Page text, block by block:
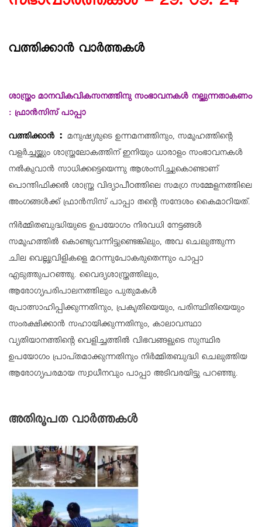
വത്തിക്കാൻ വാർത്തകൾ
ശാസ്ത്രം മാനവികവികസനത്തിനു സംഭാവനകള്‍ നല്കുന്നതാകണം
: ഫ്രാന്‍സിസ് പാപ്പാ
വത്തിക്കാൻ : മനുഷ്യരുടെ ഉന്നമനത്തിനും, സമൂഹത്തിന്റെ
വളര്‍ച്ചയ്ക്കും ശാസ്ത്രലോകത്തിന് ഇനിയും ധാരാളം സംഭാവനകള്‍
നല്‍കുവാന്‍ സാധിക്കട്ടെയെന്നു ആശംസിച്ചുകൊണ്ടാണ്
പൊന്തിഫിക്കല്‍ ശാസ്ത്ര വിദ്യാപീഠത്തിലെ സമഗ്ര സമ്മേളനത്തിലെ
അംഗങ്ങള്‍ക്ക് ഫ്രാന്‍സിസ് പാപ്പാ തന്റെ സന്ദേശം കൈമാറിയത്.
നിര്‍മ്മിതബുദ്ധിയുടെ ഉപയോഗം നിരവധി നേട്ടങ്ങള്‍
സമൂഹത്തില്‍ കൊണ്ടുവന്നിട്ടുണ്ടെങ്കിലും, അവ ചെലുത്തുന്ന
ചില വെല്ലുവിളികളെ മറന്നുപോകരുതെന്നും പാപ്പാ
എടുത്തുപറഞ്ഞു. വൈദ്യശാസ്ത്രത്തിലും,
ആരോഗ്യപരിപാലനത്തിലും പുതുമകള്‍
പ്രോത്സാഹിപ്പിക്കുന്നതിനും, പ്രകൃതിയെയും, പരിസ്ഥിതിയെയും
സംരക്ഷിക്കാന്‍ സഹായിക്കുന്നതിനും, കാലാവസ്ഥാ
വ്യതിയാനത്തിന്റെ വെളിച്ചത്തില്‍ വിഭവങ്ങളുടെ സുസ്ഥിര
ഉപയോഗം പ്രാപ്തമാക്കുന്നതിനും നിര്‍മ്മിതബുദ്ധി ചെലുത്തിയ
ആരോഗ്യപരമായ സ്വാധീനവും പാപ്പാ അടിവരയിട്ടു പറഞ്ഞു.
അതിരൂപത വാർത്തകൾ